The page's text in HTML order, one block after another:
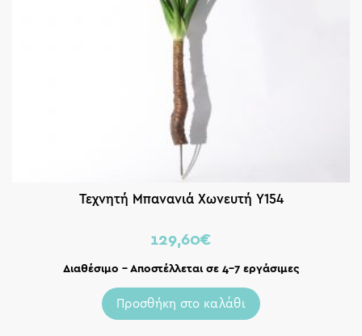
Τεχνητή Μπανανιά Χωνευτή Υ154
129,60€
Διαθέσιμο – Αποστέλλεται σε 4-7 εργάσιμες
Προσθήκη στο καλάθι